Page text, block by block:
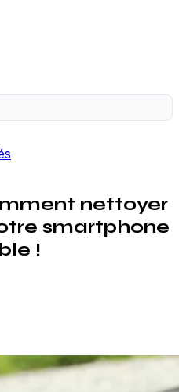
nettoyer
smartphone
!